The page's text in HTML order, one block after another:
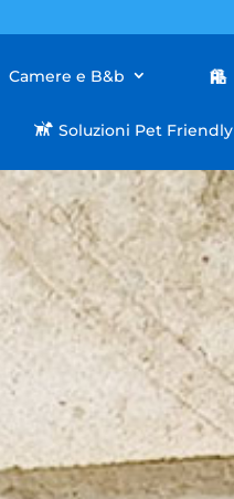
Camere e B&b
Soluzioni Pet Friendly